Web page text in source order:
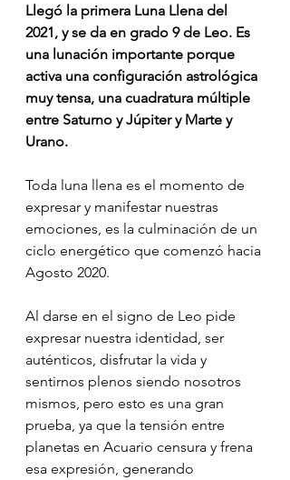
Llegó la primera Luna Llena del
2021, y se da en grado 9 de Leo. Es
una lunación importante porque
activa una configuración astrológica
muy tensa, una cuadratura múltiple
entre Saturno y Júpiter y Marte y
Urano.
Toda luna llena es el momento de
expresar y manifestar nuestras
emociones, es la culminación de un
ciclo energético que comenzó hacia
Agosto 2020.
Al darse en el signo de Leo pide
expresar nuestra identidad, ser
auténticos, disfrutar la vida y
sentirnos plenos siendo nosotros
mismos, pero esto es una gran
prueba, ya que la tensión entre
planetas en Acuario censura y frena
esa expresión, generando